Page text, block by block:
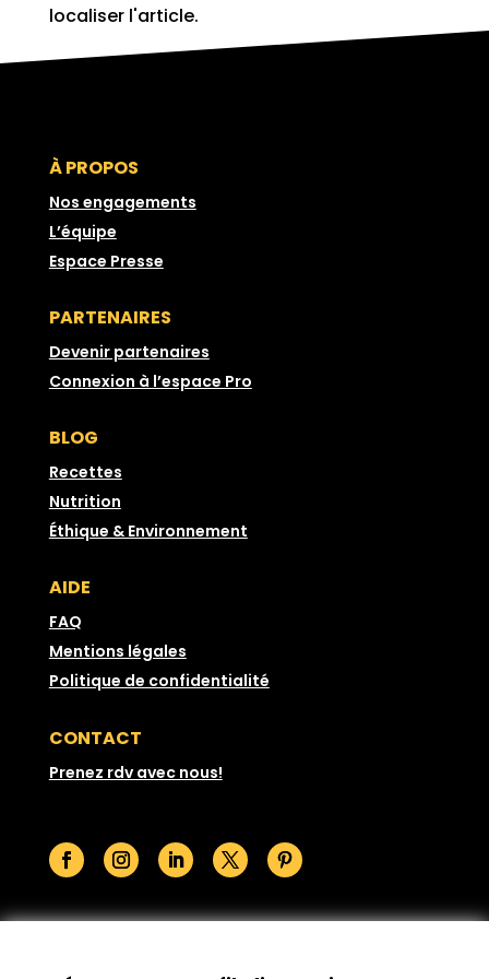
localiser l'article.
À PROPOS
Nos engagements
L’équipe
Espace Presse
PARTENAIRES
Devenir partenaires
Connexion à l’espace Pro
BLOG
Recettes
Nutrition
Éthique & Environnement
AIDE
FAQ
Mentions légales
Politique de confidentialité
CONTACT
Prenez rdv avec nous!